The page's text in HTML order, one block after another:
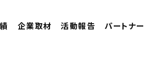
企業取材 活動報告 パートナー